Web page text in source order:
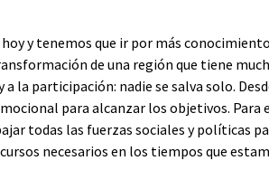
y tenemos que ir por más
de una región que tiene
la participación: nadie se salva solo.
para alcanzar los objetivos. Para
todas las fuerzas sociales y políticas
necesarios en los tiempos que